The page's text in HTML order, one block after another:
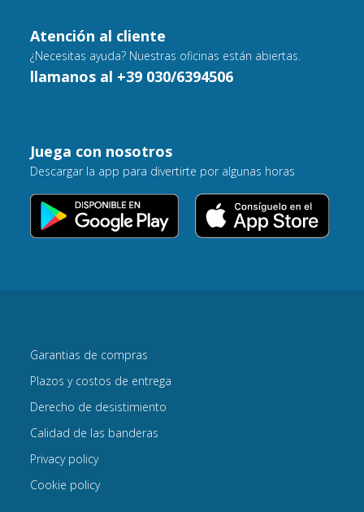
Atención al cliente
¿Necesitas ayuda? Nuestras oficinas están abiertas.
llamanos al +39 030/6394506
Juega con nosotros
Descargar la app para divertirte por algunas horas
Garantias de compras
Plazos y costos de entrega
Derecho de desistimiento
Calidad de las banderas
Privacy policy
Cookie policy